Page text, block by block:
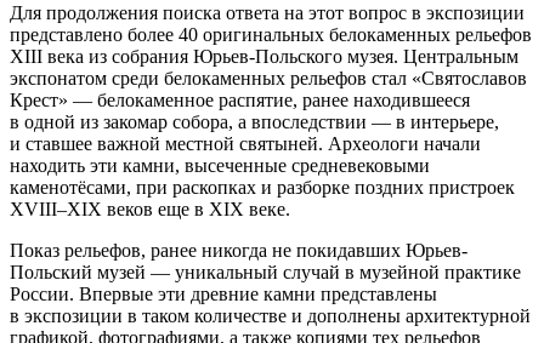
Для продолжения поиска ответа на этот вопрос в экспозиции
представлено более 40 оригинальных белокаменных рельефов
XIII века из собрания Юрьев-Польского музея. Центральным
экспонатом среди белокаменных рельефов стал «Святославов
Крест» — белокаменное распятие, ранее находившееся
в одной из закомар собора, а впоследствии — в интерьере,
и ставшее важной местной святыней. Археологи начали
находить эти камни, высеченные средневековыми
каменотёсами, при раскопках и разборке поздних пристроек
XVIII–XIX веков еще в XIX веке.
Показ рельефов, ранее никогда не покидавших Юрьев-
Польский музей — уникальный случай в музейной практике
России. Впервые эти древние камни представлены
в экспозиции в таком количестве и дополнены архитектурной
графикой, фотографиями, а также копиями тех рельефов